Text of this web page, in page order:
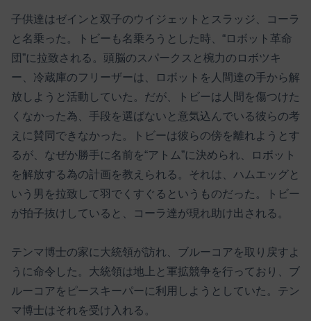
子供達はゼインと双子のウイジェットとスラッジ、コーラ
と名乗った。トビーも名乗ろうとした時、“ロボット革命
団”に拉致される。頭脳のスパークスと椀力のロボツキ
ー、冷蔵庫のフリーザーは、ロボットを人間達の手から解
放しようと活動していた。だが、トビーは人間を傷つけた
くなかった為、手段を選ばないと意気込んでいる彼らの考
えに賛同できなかった。トビーは彼らの傍を離れようとす
るが、なぜか勝手に名前を“アトム”に決められ、ロボット
を解放する為の計画を教えられる。それは、ハムエッグと
いう男を拉致して羽でくすぐるというものだった。トビー
が拍子抜けしていると、コーラ達が現れ助け出される。
テンマ博士の家に大統領が訪れ、ブルーコアを取り戻すよ
うに命令した。大統領は地上と軍拡競争を行っており、ブ
ルーコアをピースキーパーに利用しようとしていた。テン
マ博士はそれを受け入れる。